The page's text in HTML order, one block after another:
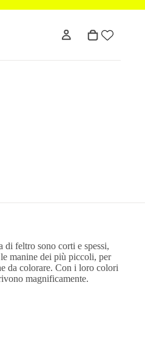
di feltro sono corti e spessi,
manine dei più piccoli, per
da colorare. Con i loro colori
magnificamente.